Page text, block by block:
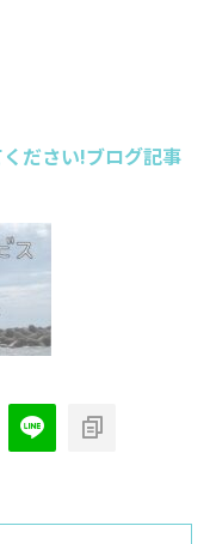
ださい!ブログ記事